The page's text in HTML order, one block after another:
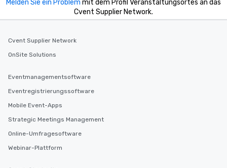
Melden Sie ein Problem mit dem Profil Veranstaltungsortes an das
Cvent Supplier Network.
Cvent Supplier Network
OnSite Solutions
Eventmanagementsoftware
Eventregistrierungssoftware
Mobile Event-Apps
Strategic Meetings Management
Online-Umfragesoftware
Webinar-Plattform